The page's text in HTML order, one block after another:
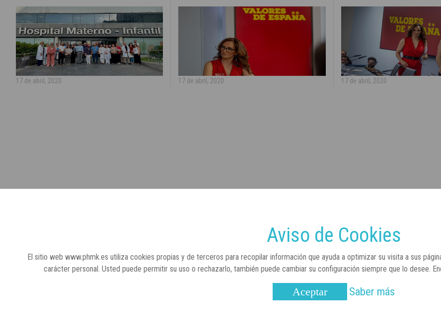
17 de abril, 2020 17 de abril, 2020 17 de abril, 2020
Aviso de Cookies
El sitio web www.phmk.es utiliza cookies propias y de terceros para recopilar información que ayuda a optimizar su visita a sus
carácter personal. Usted puede permitir su uso o rechazarlo, también puede cambiar su configuración siempre que lo desee.
Aceptar Saber más